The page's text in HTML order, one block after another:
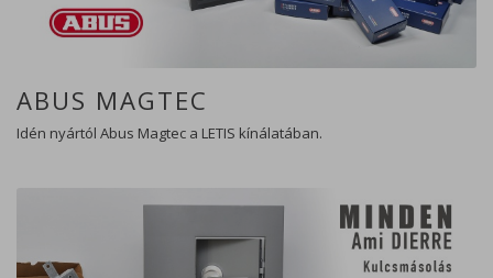
ABUS MAGTEC
Idén nyártól Abus Magtec a LETIS kínálatában.